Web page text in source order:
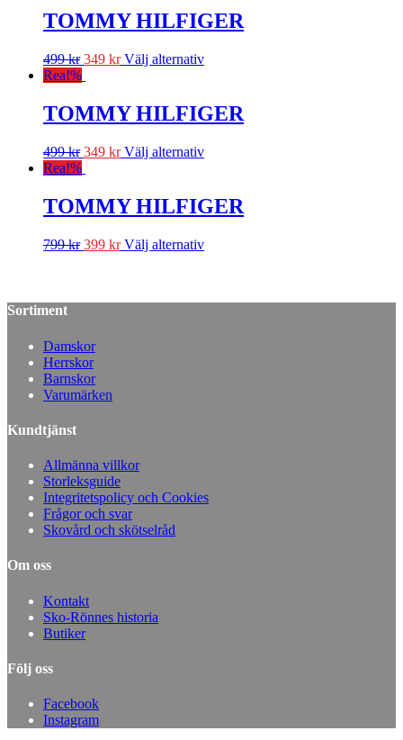
TOMMY HILFIGER
499kr 349 kr Välj alternativ
Rea!%
TOMMY HILFIGER
499kr 349 kr Välj alternativ
Rea!%
TOMMY HILFIGER
799kr 399 kr Välj alternativ
Sortiment
Damskor
Herrskor
Barnskor
Varumärken
Kundtjänst
Allmänna villkor
Storleksguide
Integritetspolicy och Cookies
Frågor och svar
Skovård och skötselråd
Om oss
Kontakt
Sko-Rönnes historia
Butiker
Följ oss
Facebook
Instagram